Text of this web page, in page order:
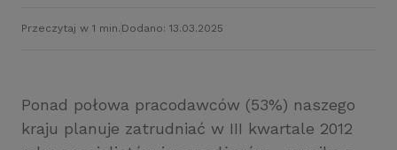
Przeczytaj w 1 min. Dodano: 13.03.2025
Ponad połowa pracodawców (53%) naszego
kraju planuje zatrudniać w III kwartale 2012